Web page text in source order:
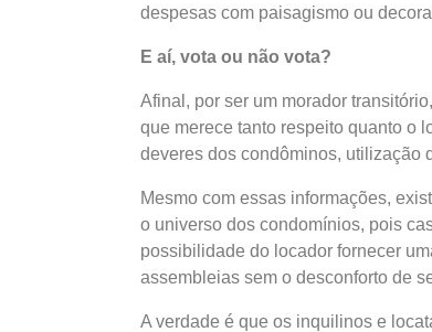
despesas com paisagismo ou
E aí, vota ou não vota?
Afinal, por ser um morador
que merece tanto respeito quanto o
deveres dos condôminos, utilização
Mesmo com essas informações,
o universo dos condomínios, pois
possibilidade do locador fornecer
assembleias sem o desconforto de
A verdade é que os inquilinos e